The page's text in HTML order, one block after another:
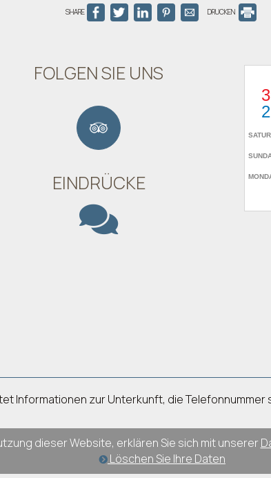
SHARE DRUCKEN
FOLGEN SIE UNS
EINDRÜCKE
Informationen zur Unterkunft, die
dieser Website, erklären Sie sich mit unserer
Löschen Sie Ihre Daten